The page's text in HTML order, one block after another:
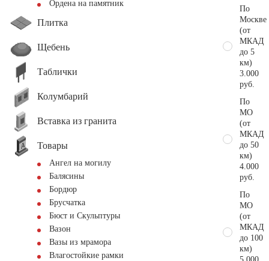
Ордена на памятник
Плитка
Щебень
Таблички
Колумбарий
Вставка из гранита
Товары
Ангел на могилу
Балясины
Бордюр
Брусчатка
Бюст и Скульптуры
Вазон
Вазы из мрамора
Влагостойкие рамки
По
Москве
(от
МКАД
до 5
км)
3.000
руб.
По
МО
(от
МКАД
до 50
км)
4.000
руб.
По
МО
(от
МКАД
до 100
км)